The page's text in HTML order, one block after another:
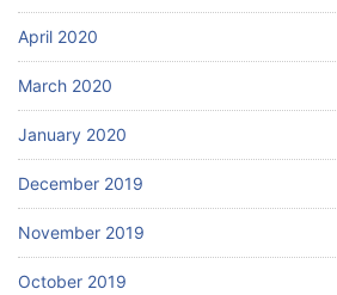
April 2020
March 2020
January 2020
December 2019
November 2019
October 2019